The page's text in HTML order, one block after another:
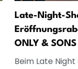
Late-Night-
ONLY & SONS
Beim Late